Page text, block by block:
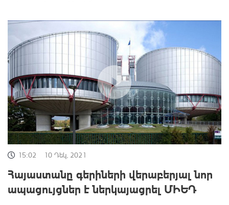
15:02 10 Դեկ, 2021
Հայաստանը գերիների վերաբերյալ նոր
ապացույցներ է ներկայացրել ՄԻԵԴ